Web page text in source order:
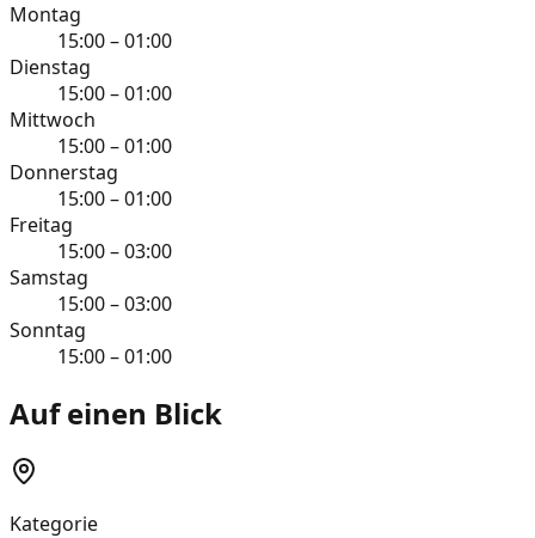
Montag
15:00 – 01:00
Dienstag
15:00 – 01:00
Mittwoch
15:00 – 01:00
Donnerstag
15:00 – 01:00
Freitag
15:00 – 03:00
Samstag
15:00 – 03:00
Sonntag
15:00 – 01:00
Auf einen Blick
Kategorie